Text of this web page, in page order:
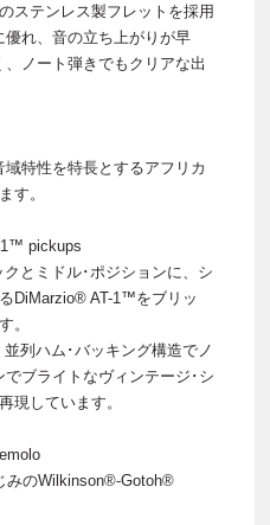
ステンレス製フレットを採用
優れ、音の立ち上がりが早
ノート弾きでもクリアな出
特性を特長とするアフリカ
す。
pickups
とミドル･ポジションに、シ
DiMarzio® AT-1™をブリッ
。
列ハム･バッキング構造でノ
ブライトなヴィンテージ･シ
現しています。
みのWilkinson®-Gotoh®